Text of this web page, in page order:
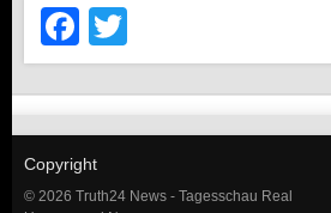
Facebook
Copyright
© 2026 Truth24 News - Tagesschau Real